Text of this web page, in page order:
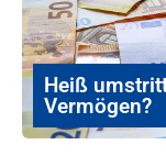
Heiß
Vermögen?